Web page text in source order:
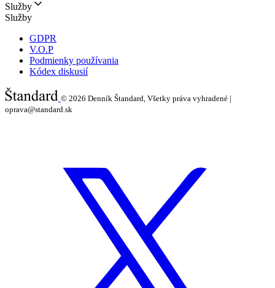
Služby
Služby
GDPR
V.O.P
Podmienky používania
Kódex diskusií
© 2026 Denník Štandard, Všetky práva vyhradené |
oprava@standard.sk